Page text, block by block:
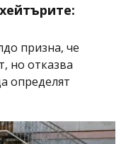
призна, че
но отказва
определят